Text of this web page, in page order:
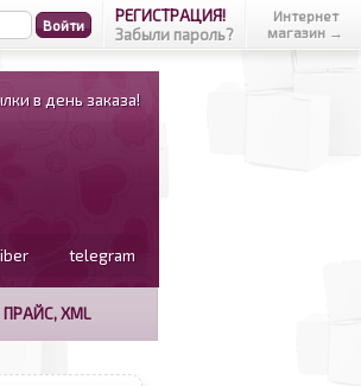
РЕГИСТРАЦИЯ!
Забыли пароль?
Интернет
магазин →
в день заказа!
telegram
ПРАЙС, XML